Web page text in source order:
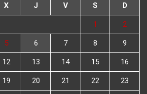
X J V S D
1 2
5 6 7 8 9
12 13 14 15 16
19 20 21 22 23